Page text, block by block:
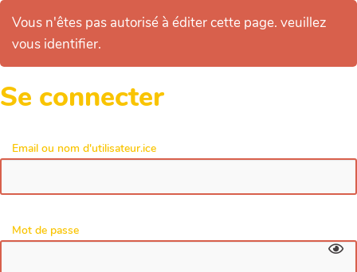
Vous n'êtes pas autorisé à éditer cette page. veuillez
vous identifier.
Se connecter
Email ou nom d'utilisateur.ice
Mot de passe